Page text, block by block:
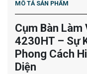
MÔ TẢ SẢN PHẨM
Cụm Bàn Làm
4230HT – Sự
Phong Cách
Diện